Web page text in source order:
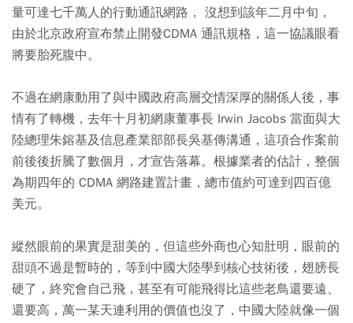
量可達七千萬人的行動通訊網路， 沒想到該年二月中旬，
由於北京政府宣布禁止開發CDMA 通訊規格，這一協議眼看
將要胎死腹中。
不過在網康動用了與中國政府高層交情深厚的關係人後，事
情有了轉機，去年十月初網康董事長 Irwin Jacobs 當面與大
陸總理朱鎔基及信息產業部部長吳基傳溝通，這項合作案前
前後後折騰了數個月，才宣告落幕。根據業者的估計，整個
為期四年的 CDMA 網路建置計畫，總市值約可達到四百億
美元。
縱然眼前的果實是甜美的，但這些外商也心知肚明，眼前的
甜頭不過是暫時的，等到中國大陸學到核心技術後，翅膀長
硬了，終究會自己飛，甚至有可能飛得比這些老鳥還要遠、
還要高，萬一某天連利用的價值也沒了，中國大陸就像一個